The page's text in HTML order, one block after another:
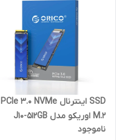
SSD اینترنال PCIe 3.0 NVMe
M.2 اوریکو مدل J10-512GB
ناموجود